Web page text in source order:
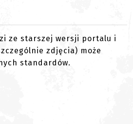
ze starszej wersji portalu i
zdjęcia) może
standardów.